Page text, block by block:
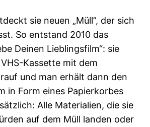
sie neuen „Müll”, der sich
So entstand 2010 das
Deinen Lieblingsfilm“: sie
Kassette mit dem
und man erhält dann den
in Form eines Papierkorbes
Alle Materialien, die sie
auf dem Müll landen oder